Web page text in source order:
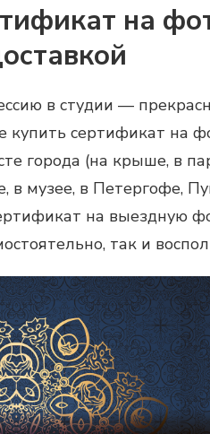
на
в студии —
купить сертификат на
города (на крыше, в
в музее, в Петергофе,
на выездную
так и